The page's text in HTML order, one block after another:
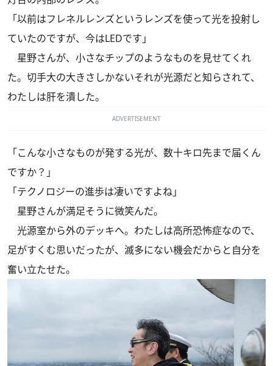
「以前はフレネルレンズというレンズを使って光を投射し
ていたのですが、今はLEDです」
星野さんが、小さなチップのようなものを見せてくれ
た。切手大の大きさしかないそれが光源だと知らされて、
わたしは肝を潰した。
ADVERTISEMENT
「こんな小さなものが発する光が、数十キロ先まで届くん
ですか？」
「テクノロジーの進歩は凄いですよね」
星野さんが満足そうに微笑んだ。
光源室から外のデッキへ。わたしは高所恐怖症なので、
足がすくむ思いだったが、滅多にない機会だからと自分を
奮い立たせた。